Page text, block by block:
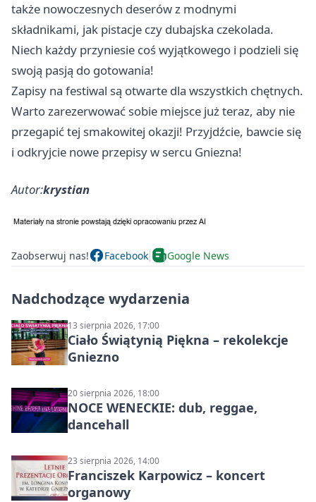
także nowoczesnych deserów z modnymi
składnikami, jak pistacje czy dubajska czekolada.
Niech każdy przyniesie coś wyjątkowego i podzieli się
swoją pasją do gotowania!
Zapisy na festiwal są otwarte dla wszystkich chętnych.
Warto zarezerwować sobie miejsce już teraz, aby nie
przegapić tej smakowitej okazji! Przyjdźcie, bawcie się
i odkryjcie nowe przepisy w sercu Gniezna!
Autor:krystian
Zaobserwuj nas! Facebook Google News
Nadchodzące wydarzenia
13 sierpnia 2026, 17:00
Ciało Świątynią Piękna – rekolekcje
Gniezno
20 sierpnia 2026, 18:00
NOCE WENECKIE: dub, reggae,
dancehall
23 sierpnia 2026, 14:00
Franciszek Karpowicz – koncert
organowy